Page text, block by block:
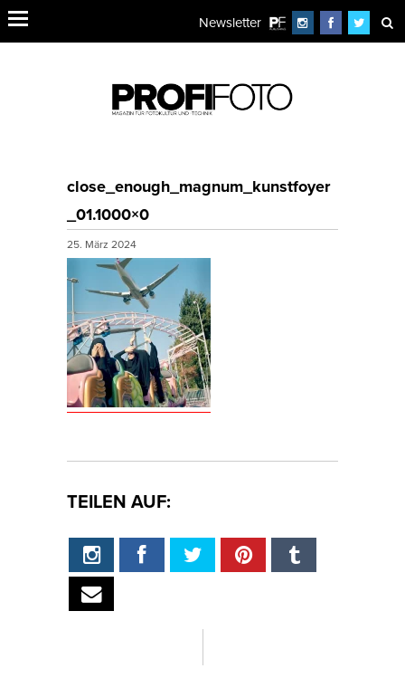
Newsletter
close_enough_magnum_kunstfoyer
_01.1000×0
25. März 2024
TEILEN AUF: